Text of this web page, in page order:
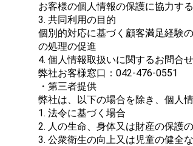
お客様の個人情報の保護に協力す
3. 共同利用の目的
個別的対応に基づく顧客満足経験
の処理の促進
4. 個人情報取扱いに関するお問合
弊社お客様窓口：042-476-0551
・第三者提供
弊社は、以下の場合を除き、個人
1. 法令に基づく場合
2. 人の生命、身体又は財産の保護
3. 公衆衛生の向上又は児童の健全